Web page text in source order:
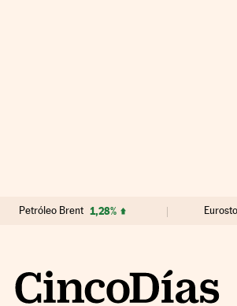
Petróleo Brent 1,28%